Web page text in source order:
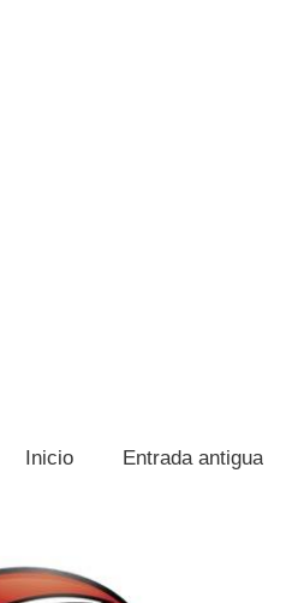
Entrada antigua
Inicio